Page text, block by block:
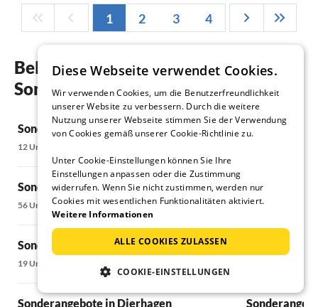
1 2 3 4
Beliebte Regionen und Orte für ihren
Sonderangebote in Gelbensande
Sonderangebote in Ahrenshoop
12 Unterkünfte
Sonderangebote in Bad Doberan
56 Unterkünfte
Sonderangebote in Born
19 Unterkünfte
Sonderangebote in Dierhagen
6 Unterkünfte
Diese Webseite verwendet Cookies.
Wir verwenden Cookies, um die Benutzerfreundlichkeit
unserer Website zu verbessern. Durch die weitere
Nutzung unserer Webseite stimmen Sie der Verwendung
von Cookies gemäß unserer Cookie-Richtlinie zu.
Unter Cookie-Einstellungen können Sie Ihre
Einstellungen anpassen oder die Zustimmung
widerrufen. Wenn Sie nicht zustimmen, werden nur
Cookies mit wesentlichen Funktionalitäten aktiviert.
Weitere Informationen
ALLE COOKIES ZULASSEN
COOKIE-EINSTELLUNGEN